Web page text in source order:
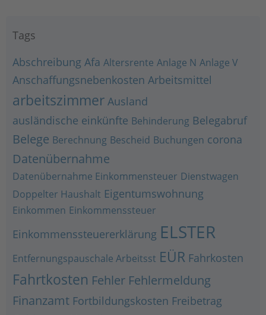
Tags
Abschreibung Afa Altersrente Anlage N Anlage V
Anschaffungsnebenkosten Arbeitsmittel
arbeitszimmer Ausland
ausländische einkünfte Behinderung Belegabruf
Belege Berechnung Bescheid Buchungen corona
Datenübernahme
Datenübernahme Einkommensteuer Dienstwagen
Doppelter Haushalt Eigentumswohnung
Einkommen Einkommenssteuer
Einkommenssteuererklärung ELSTER
Entfernungspauschale Arbeitsst EÜR Fahrkosten
Fahrtkosten Fehler Fehlermeldung
Finanzamt Fortbildungskosten Freibetrag